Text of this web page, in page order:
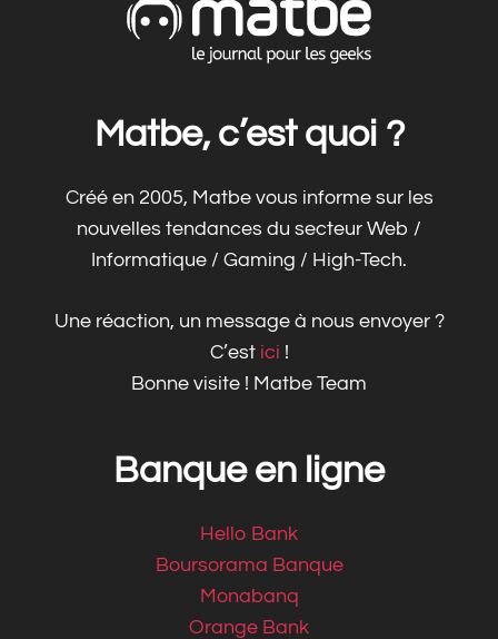
Matbe, c’est quoi ?
Créé en 2005, Matbe vous informe sur les
nouvelles tendances du secteur Web /
Informatique / Gaming / High-Tech.
Une réaction, un message à nous envoyer ?
C’est ici !
Bonne visite ! Matbe Team
Banque en ligne
Hello Bank
Boursorama Banque
Monabanq
Orange Bank